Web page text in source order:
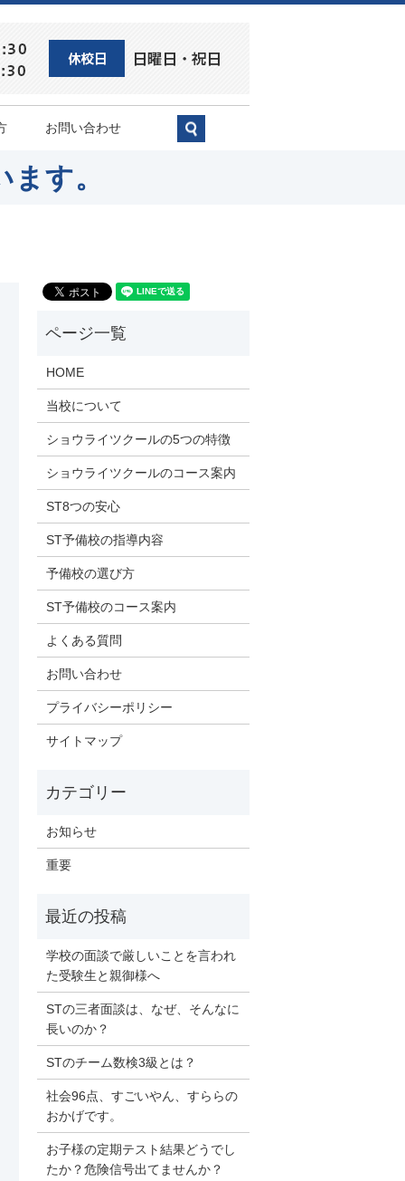
お問い合わせ
search
す。
HOME
当校について
ショウライツクールの5つの特徴
ショウライツクールのコース案内
ST8つの安心
ST予備校の指導内容
予備校の選び方
ST予備校のコース案内
よくある質問
お問い合わせ
プライバシーポリシー
サイトマップ
お知らせ
重要
学校の面談で厳しいことを言われ
た受験生と親御様へ
STの三者面談は、なぜ、そんなに
長いのか？
STのチーム数検3級とは？
社会96点、すごいやん、すららの
おかげです。
お子様の定期テスト結果どうでし
たか？危険信号出てませんか？